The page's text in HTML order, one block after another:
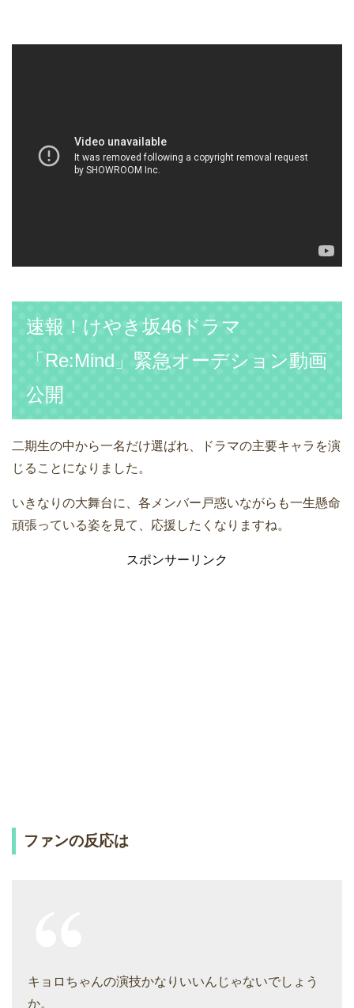
速報！けやき坂46ドラマ
「Re:Mind」緊急オーデション動画
公開
二期生の中から一名だけ選ばれ、ドラマの主要キャラを演
じることになりました。
いきなりの大舞台に、各メンバー戸惑いながらも一生懸命
頑張っている姿を見て、応援したくなりますね。
スポンサーリンク
ファンの反応は
キョロちゃんの演技かなりいいんじゃないでしょう
か。